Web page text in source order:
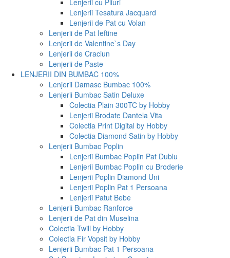
Lenjerii cu Pliuri
Lenjerii Tesatura Jacquard
Lenjerii de Pat cu Volan
Lenjerii de Pat Ieftine
Lenjerii de Valentine`s Day
Lenjerii de Craciun
Lenjerii de Paste
LENJERII DIN BUMBAC 100%
Lenjerii Damasc Bumbac 100%
Lenjerii Bumbac Satin Deluxe
Colectia Plain 300TC by Hobby
Lenjerii Brodate Dantela Vita
Colectia Print Digital by Hobby
Colectia Diamond Satin by Hobby
Lenjerii Bumbac Poplin
Lenjerii Bumbac Poplin Pat Dublu
Lenjerii Bumbac Poplin cu Broderie
Lenjerii Poplin Diamond Uni
Lenjerii Poplin Pat 1 Persoana
Lenjerii Patut Bebe
Lenjerii Bumbac Ranforce
Lenjerii de Pat din Muselina
Colectia Twill by Hobby
Colectia Fir Vopsit by Hobby
Lenjerii Bumbac Pat 1 Persoana